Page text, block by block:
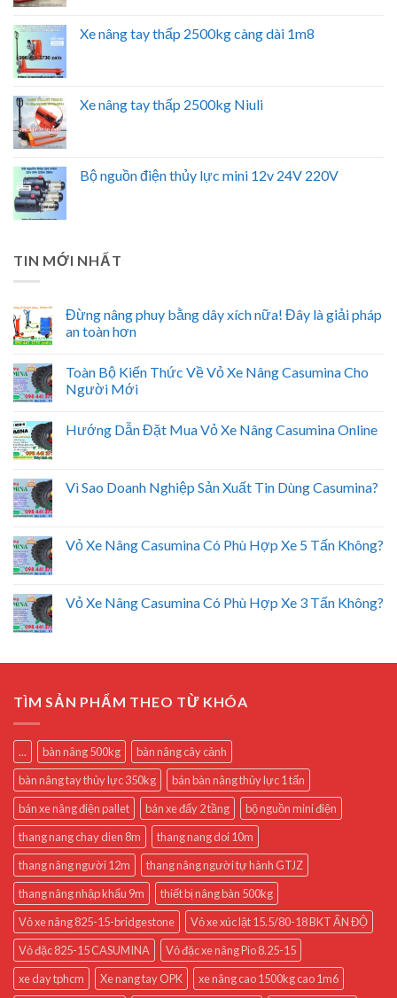
Xe nâng tay thấp 2500kg càng dài 1m8
Xe nâng tay thấp 2500kg Niuli
Bộ nguồn điện thủy lực mini 12v 24V 220V
TIN MỚI NHẤT
Đừng nâng phuy bằng dây xích nữa! Đây là giải pháp
an toàn hơn
Toàn Bộ Kiến Thức Về Vỏ Xe Nâng Casumina Cho
Người Mới
Hướng Dẫn Đặt Mua Vỏ Xe Nâng Casumina Online
Vì Sao Doanh Nghiệp Sản Xuất Tin Dùng Casumina?
Vỏ Xe Nâng Casumina Có Phù Hợp Xe 5 Tấn Không?
Vỏ Xe Nâng Casumina Có Phù Hợp Xe 3 Tấn Không?
TÌM SẢN PHẨM THEO TỪ KHÓA
... bàn nâng 500kg
bàn nâng cây cảnh
bàn nâng tay thủy lực 350kg
bán bàn nâng thủy lực 1 tấn
bán xe nâng điện pallet
bán xe đẩy 2 tầng
bộ nguồn mini điện
thang nang chay dien 8m
thang nang doi 10m
thang nâng người 12m
thang nâng người tự hành GTJZ
thang nâng nhập khẩu 9m
thiết bị nâng bàn 500kg
Vỏ xe nâng 825-15-bridgestone
Vỏ xe xúc lật 15.5/80-18 BKT ẤN ĐỘ
Vỏ đặc 825-15 CASUMINA
Vỏ đặc xe nâng Pio 8.25-15
xe day tphcm
Xe nang tay OPK
xe nâng cao 1500kg cao 1m6